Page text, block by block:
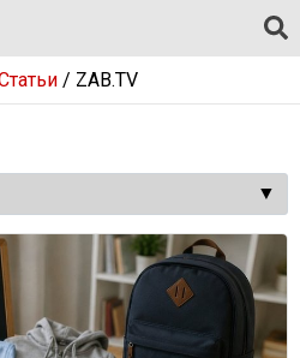
/ ZAB.TV